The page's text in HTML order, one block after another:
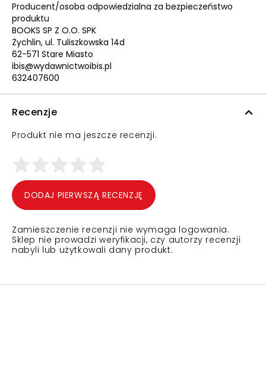
Producent/osoba odpowiedzialna za bezpieczeństwo
produktu
BOOKS SP Z O.O. SPK
Żychlin, ul. Tuliszkowska 14d
62-571 Stare Miasto
ibis@wydawnictwoibis.pl
632407600
Recenzje
Produkt nie ma jeszcze recenzji.
DODAJ PIERWSZĄ RECENZJĘ
Zamieszczenie recenzji nie wymaga logowania.
Sklep nie prowadzi weryfikacji, czy autorzy recenzji
nabyli lub użytkowali dany produkt.